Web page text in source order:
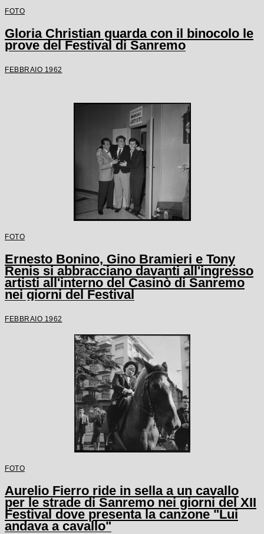
FOTO
Gloria Christian guarda con il binocolo le
prove del Festival di Sanremo
FEBBRAIO 1962
FOTO
Ernesto Bonino, Gino Bramieri e Tony
Renis si abbracciano davanti all'ingresso
artisti all'interno del Casinò di Sanremo
nei giorni del Festival
FEBBRAIO 1962
FOTO
Aurelio Fierro ride in sella a un cavallo
per le strade di Sanremo nei giorni del XII
Festival dove presenta la canzone "Lui
andava a cavallo"